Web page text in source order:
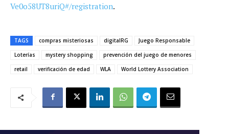
Ve0o58UT8uriQ#/registration.
TAGS compras misteriosas digitalRG
Juego Responsable
Loterías
mystery shopping
prevención del juego de menores
retail
verificación de edad WLA World Lottery Association